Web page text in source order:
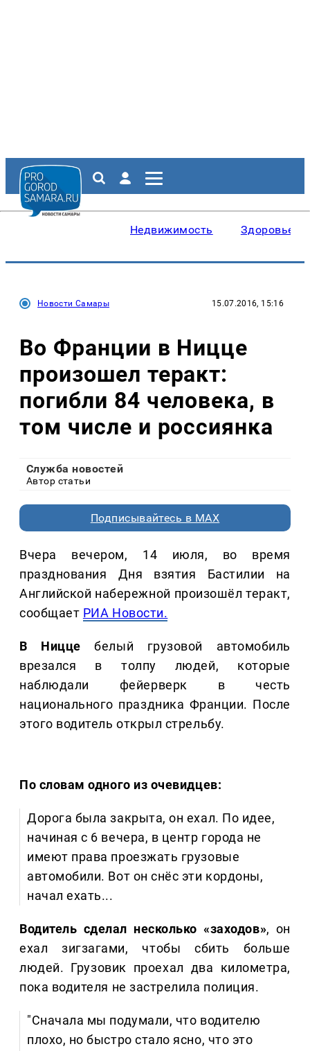
Недвижимость Здоровье
Новости Самары 15.07.2016, 15:16
Во Франции в Ницце
произошел теракт:
погибли 84 человека, в
том числе и россиянка
Служба новостей
Автор статьи
Подписывайтесь в MAX
Вчера вечером, 14 июля, во время
празднования Дня взятия Бастилии на
Английской набережной произошёл теракт,
сообщает РИА Новости.
В Ницце белый грузовой автомобиль
врезался в толпу людей, которые
наблюдали фейерверк в честь
национального праздника Франции. После
этого водитель открыл стрельбу.
По словам одного из очевидцев:
Дорога была закрыта, он ехал. По идее,
начиная с 6 вечера, в центр города не
имеют права проезжать грузовые
автомобили. Вот он снёс эти кордоны,
начал ехать...
Водитель сделал несколько «заходов», он
ехал зигзагами, чтобы сбить больше
людей. Грузовик проехал два километра,
пока водителя не застрелила полиция.
"Сначала мы подумали, что водителю
плохо, но быстро стало ясно, что это